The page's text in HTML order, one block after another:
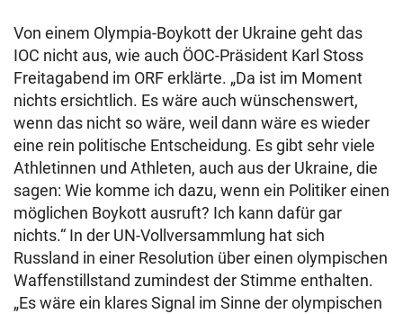
Von einem Olympia-Boykott der Ukraine geht das
IOC nicht aus, wie auch ÖOC-Präsident Karl Stoss
Freitagabend im ORF erklärte. „Da ist im Moment
nichts ersichtlich. Es wäre auch wünschenswert,
wenn das nicht so wäre, weil dann wäre es wieder
eine rein politische Entscheidung. Es gibt sehr viele
Athletinnen und Athleten, auch aus der Ukraine, die
sagen: Wie komme ich dazu, wenn ein Politiker einen
möglichen Boykott ausruft? Ich kann dafür gar
nichts.“ In der UN-Vollversammlung hat sich
Russland in einer Resolution über einen olympischen
Waffenstillstand zumindest der Stimme enthalten.
„Es wäre ein klares Signal im Sinne der olympischen